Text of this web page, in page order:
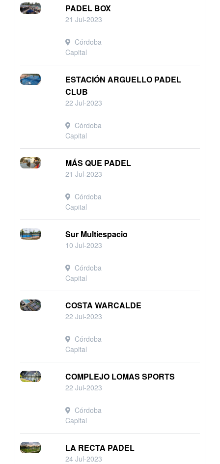
PADEL BOX
21 Jul-2023
Córdoba
Capital
ESTACIÓN ARGUELLO PADEL
CLUB
22 Jul-2023
Córdoba
Capital
MÁS QUE PADEL
21 Jul-2023
Córdoba
Capital
Sur Multiespacio
10 Jul-2023
Córdoba
Capital
COSTA WARCALDE
22 Jul-2023
Córdoba
Capital
COMPLEJO LOMAS SPORTS
22 Jul-2023
Córdoba
Capital
LA RECTA PADEL
24 Jul-2023